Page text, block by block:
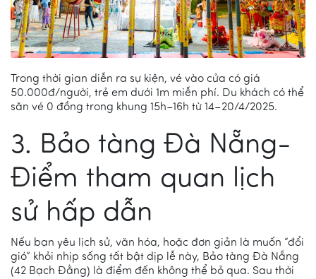
Trong thời gian diễn ra sự kiện, vé vào cửa có giá
50.000đ/người, trẻ em dưới 1m miễn phí. Du khách có thể
săn vé 0 đồng trong khung 15h–16h từ 14–20/4/2025.
3. Bảo tàng Đà Nẵng-
Điểm tham quan lịch
sử hấp dẫn
Nếu bạn yêu lịch sử, văn hóa, hoặc đơn giản là muốn “đổi
gió” khỏi nhịp sống tất bật dịp lễ này, Bảo tàng Đà Nẵng
(42 Bạch Đằng) là điểm đến không thể bỏ qua. Sau thời